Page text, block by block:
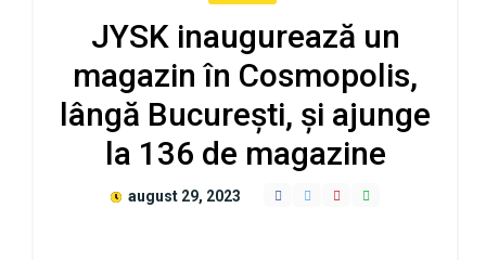
JYSK inaugurează un
magazin în Cosmopolis,
lângă București, și ajunge
la 136 de magazine
august 29, 2023